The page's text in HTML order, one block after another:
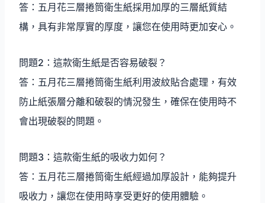
答：五月花三層捲筒衛生紙採用加厚的三層紙質結
構，具有非常厚實的厚度，讓您在使用時更加安心。
問題2：這款衛生紙是否容易破裂？
答：五月花三層捲筒衛生紙利用波紋貼合處理，有效
防止紙張層分離和破裂的情況發生，確保在使用時不
會出現破裂的問題。
問題3：這款衛生紙的吸收力如何？
答：五月花三層捲筒衛生紙經過加厚設計，能夠提升
吸收力，讓您在使用時享受更好的使用體驗。